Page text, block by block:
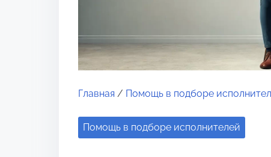
Главная / Помощь в подборе
Помощь в подборе исполнителей